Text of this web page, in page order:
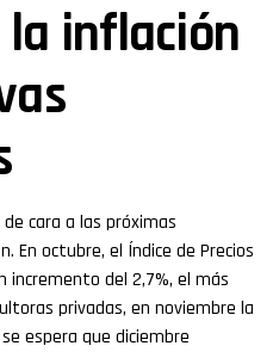
inflación
cara a las próximas
En octubre, el Índice de Precios
incremento del 2,7%, el más
privadas, en noviembre la
espera que diciembre